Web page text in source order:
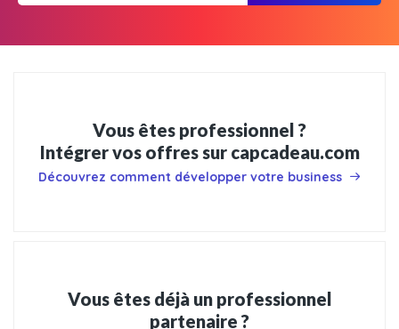
Vous êtes professionnel ?
Intégrer vos offres sur capcadeau.com
Découvrez comment développer votre business
Vous êtes déjà un professionnel
partenaire ?